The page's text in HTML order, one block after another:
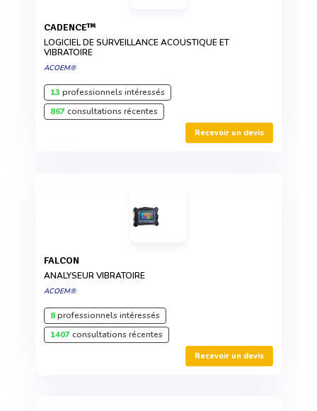
CADENCE™
LOGICIEL DE SURVEILLANCE ACOUSTIQUE ET
VIBRATOIRE
ACOEM®
13 professionnels intéressés
867consultations récentes
Recevoir un devis
FALCON
ANALYSEUR VIBRATOIRE
ACOEM®
8professionnels intéressés
1407consultations récentes
Recevoir un devis